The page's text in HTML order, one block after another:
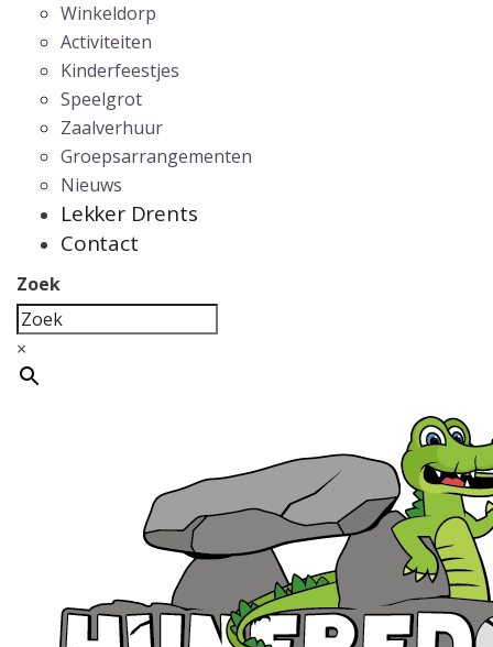
Winkeldorp
Activiteiten
Kinderfeestjes
Speelgrot
Zaalverhuur
Groepsarrangementen
Nieuws
Lekker Drents
Contact
Zoek
×